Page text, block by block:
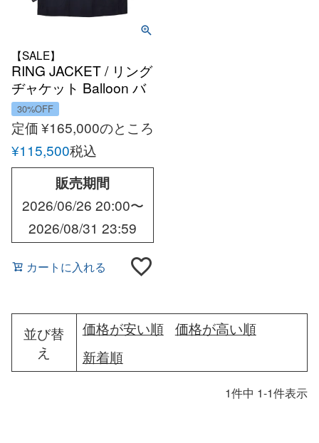
【SALE】
RING JACKET / リング
ヂャケット Balloon バ
ルーン ウール ホップサ
ック ダブル6Bジャケッ
ト
30%OFF
定価¥165,000のところ
¥115,500税込
販売期間
2026/06/26 20:00〜
2026/08/31 23:59
カートに入れる
並び替
え
価格が安い順
価格が高い順
新着順
1件中 1-1件表示